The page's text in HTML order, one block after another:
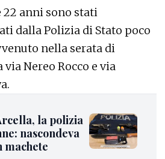
22 anni sono stati
dalla Polizia di Stato poco
nella serata di
Nereo Rocco e via
la polizia
nascondeva
machete